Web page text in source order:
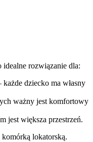
rozwiązanie dla:
dziecko ma własny
ważny jest komfortowy
jest większa przestrzeń.
lokatorską.